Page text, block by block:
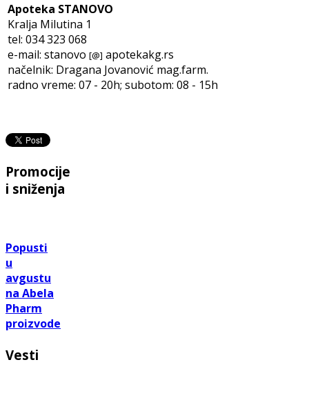
Apoteka STANOVO
Kralja Milutina 1
tel: 034 323 068
e-mail: stanovo [@] apotekakg.rs
načelnik: Dragana Jovanović mag.farm.
radno vreme: 07 - 20h; subotom: 08 - 15h
Promocije
i sniženja
Popusti
u
avgustu
na Abela
Pharm
proizvode
Vesti